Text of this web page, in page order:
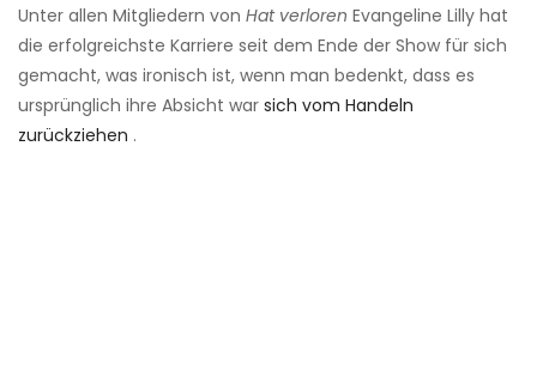
Unter allen Mitgliedern von Hat verloren Evangeline Lilly hat
die erfolgreichste Karriere seit dem Ende der Show für sich
gemacht, was ironisch ist, wenn man bedenkt, dass es
ursprünglich ihre Absicht war sich vom Handeln
zurückziehen .